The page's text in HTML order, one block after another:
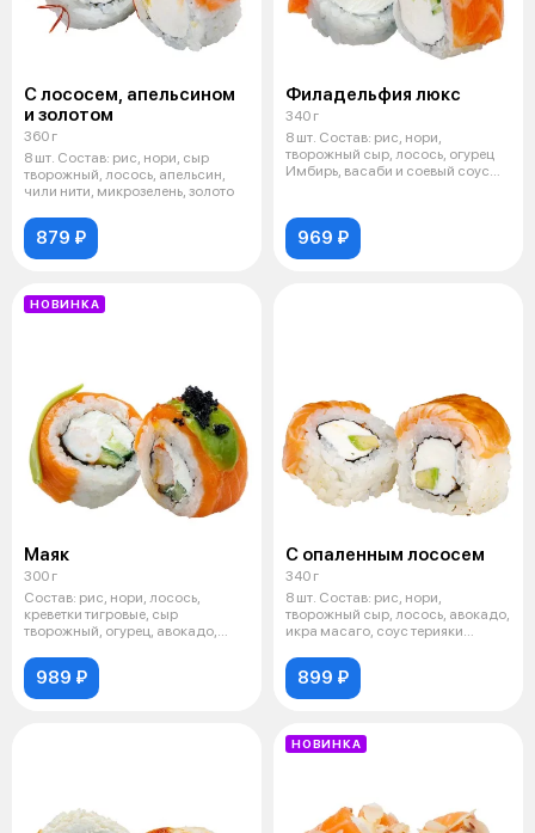
С лососем, апельсином
и золотом
360 г
8 шт. Состав: рис, нори, сыр
творожный, лосось, апельсин,
чили нити, микрозелень, золото
879 ₽
Филадельфия люкс
340 г
8 шт. Состав: рис, нори,
творожный сыр, лосось, огурец
Имбирь, васаби и соевый соус
969 ₽
НОВИНКА
Маяк
300 г
Состав: рис, нори, лосось,
креветки тигровые, сыр
творожный, огурец, авокадо,
989 ₽
С опаленным лососем
340 г
8 шт. Состав: рис, нори,
творожный сыр, лосось, авокадо,
икра масаго, соус терияки
899 ₽
НОВИНКА